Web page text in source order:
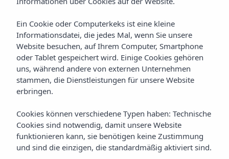
Galerie
Aparthotel Vibra Lux Mar
Ibiza Ibiza-Stadt
Vibra Lux Mar Aparthotel
Ein Cookie oder Computerkeks ist eine kleine
Informationsdatei, die jedes Mal, wenn Sie unsere
Website besuchen, auf Ihrem Computer, Smartphone
oder Tablet gespeichert wird. Einige Cookies gehören
uns, während andere von externen Unternehmen
stammen, die Dienstleistungen für unsere Website
erbringen.
Cookies können verschiedene Typen haben: Technische
Cookies sind notwendig, damit unsere Website
funktionieren kann, sie benötigen keine Zustimmung
und sind die einzigen, die standardmäßig aktiviert sind.